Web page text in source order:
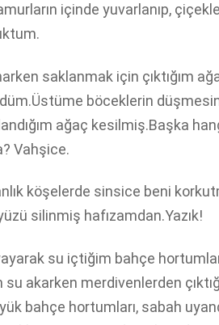
içinde yuvarlanıp,
saklanmak için çıktığım
böceklerin
ağaç kesilmiş.Başka
Vahşice.
köşelerde sinsice beni
silinmiş hafızamdan.Yazık!
su içtiğim bahçe
akarken merdivenlerden
bahçe hortumları, sabah